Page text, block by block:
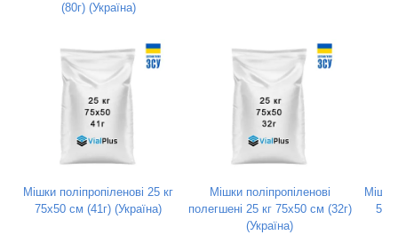
(80г) (Україна)
Мішки поліпропіленові 25 кг
75х50 см (41г) (Україна)
Мішки поліпропіленові
полегшені 25 кг 75х50 см (32г)
(Україна)
Мішки